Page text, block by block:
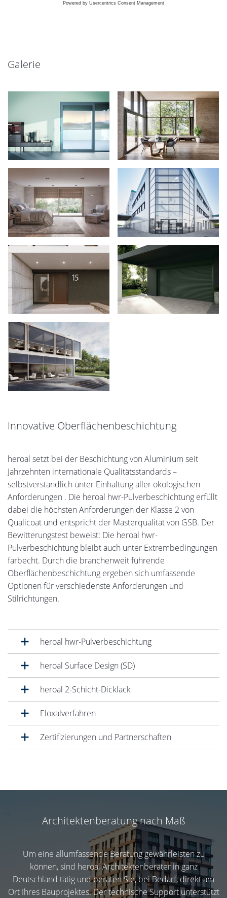
Galerie
Innovative Oberflächenbeschichtung
heroal setzt bei der Beschichtung von Aluminium seit
Jahrzehnten internationale Qualitätsstandards –
selbstverständlich unter Einhaltung aller ökologischen
Anforderungen . Die heroal hwr-Pulverbeschichtung erfüllt
dabei die höchsten Anforderungen der Klasse 2 von
Qualicoat und entspricht der Masterqualität von GSB. Der
Bewitterungstest beweist: Die heroal hwr-
Pulverbeschichtung bleibt auch unter Extrembedingungen
farbecht. Durch die branchenweit führende
Oberflächenbeschichtung ergeben sich umfassende
Optionen für verschiedenste Anforderungen und
Stilrichtungen.
heroal hwr-Pulverbeschichtung
heroal Surface Design (SD)
heroal 2-Schicht-Dicklack
Eloxalverfahren
Zertifizierungen und Partnerschaften
Architektenberatung nach Maß
Um eine allumfassende Beratung gewährleisten zu
können, sind heroal Architektenberater in ganz
Deutschland tätig und beraten Sie, bei Bedarf, direkt am
Ort Ihres Bauprojektes. Der technische Support unterstützt